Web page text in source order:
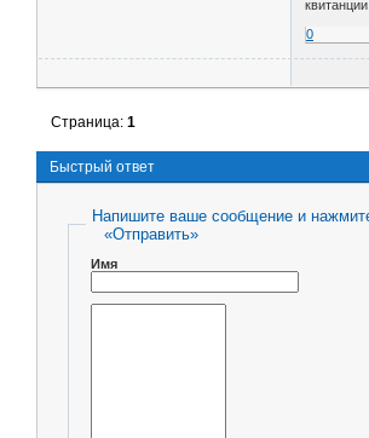
0
Страница:1
Быстрый ответ
Напишите ваше сообщение и
«Отправить»
Имя